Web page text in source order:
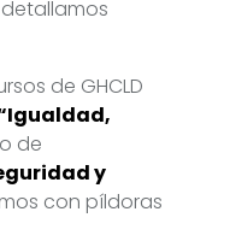
de GHCLD
o de
y
con píldoras